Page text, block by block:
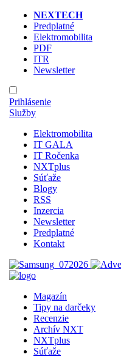
NEXTECH
Predplatné
Elektromobilita
PDF
ITR
Newsletter
Prihlásenie
Služby
Elektromobilita
IT GALA
IT Ročenka
NXTplus
Súťaže
Blogy
RSS
Inzercia
Newsletter
Predplatné
Kontakt
Magazín
Tipy na darčeky
Recenzie
Archív NXT
NXTplus
Súťaže